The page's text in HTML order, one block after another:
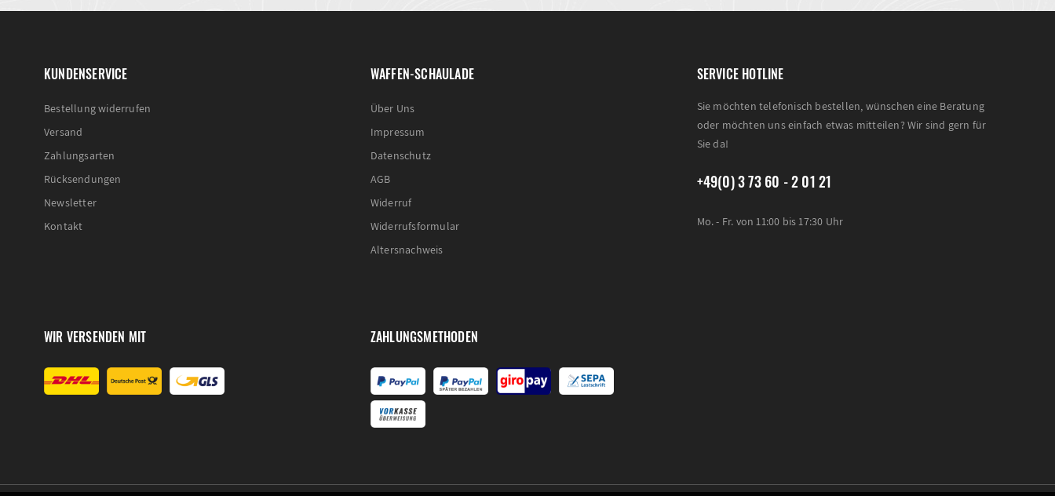
KUNDENSERVICE
Bestellung widerrufen
Versand
Zahlungsarten
Rücksendungen
Newsletter
Kontakt
WAFFEN-SCHAULADE
Über Uns
Impressum
Datenschutz
AGB
Widerruf
Widerrufsformular
Altersnachweis
SERVICE HOTLINE
Sie möchten telefonisch bestellen, wünschen eine Beratung
oder möchten uns einfach etwas mitteilen? Wir sind gern für
Sie da!
+49(0) 3 73 60 - 2 01 21
Mo. - Fr. von 11:00 bis 17:30 Uhr
WIR VERSENDEN MIT ZAHLUNGSMETHODEN